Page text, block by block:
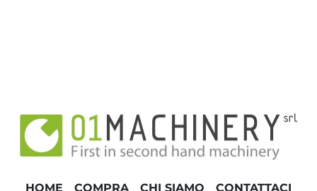
HOME COMPRA CHI SIAMO CONTATTACI